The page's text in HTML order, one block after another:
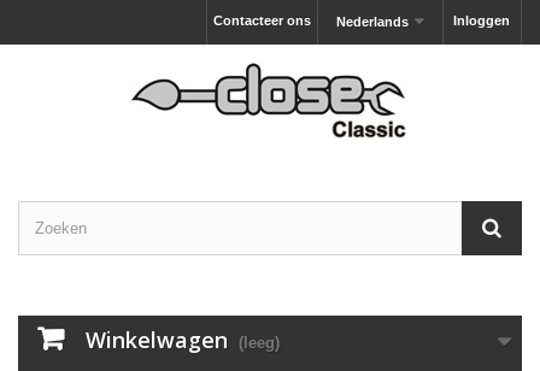
Inloggen
Nederlands
Contacteer ons
Winkelwagen (leeg)